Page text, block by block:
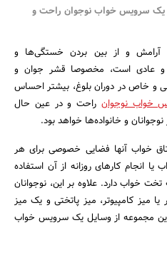
یک سرویس خواب نوجوان راحت و
و از بین بردن خستگی‌ها و
و عادی است، مخصوصا قشر جوان و
و خاص در دوران بلوغ، بیشتر احساس
خواب نوجوانراحت و در عین حال
و خانواده‌ها خواهد بود.
خواب آنها فضایی خصوصی برای هر
انجام کارهای روزانه از آن استفاده
خواب دارد. علاوه بر این، نوجوانان
میز کامپیوتر، میز پاتختی و یک میز
این مجموعه از وسایل یک سرویس خواب